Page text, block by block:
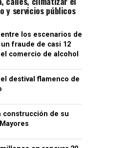
y servicios públicos
entre los escenarios de
fraude de casi 12
comercio de alcohol
destival flamenco de
construcción de su